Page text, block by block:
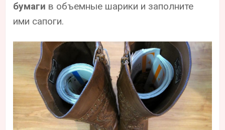
бумаги в объемные шарики и заполните
ими сапоги.